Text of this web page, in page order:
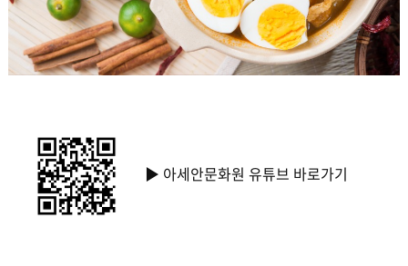
▶ 아세안문화원 유튜브 바로가기